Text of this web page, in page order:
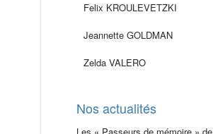
Felix KROULEVETZKI
Jeannette GOLDMAN
Zelda VALERO
Nos actualités